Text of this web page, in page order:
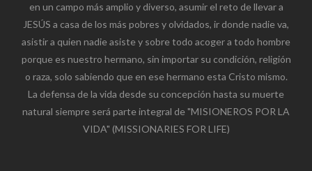
en un campo más amplio y diverso, asumir el reto de llevar a
JESÚS a casa de los más pobres y olvidados, ir donde nadie va,
asistir a quien nadie asiste y sobre todo acoger a todo hombre
porque es nuestro hermano, sin importar su condición, religión
o raza, solo sabiendo que en ese hermano esta Cristo mismo.
La defensa de la vida desde su concepción hasta su muerte
natural siempre será parte integral de "MISIONEROS POR LA
VIDA" (MISSIONARIES FOR LIFE)